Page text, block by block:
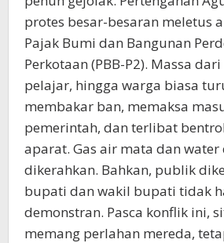
protes besar-besaran meletus
Pajak Bumi dan Bangunan
Perkotaan (PBB-P2). Massa
pelajar, hingga warga biasa
membakar ban, memaksa
pemerintah, dan terlibat
aparat. Gas air mata dan water
dikerahkan. Bahkan, publik
bupati dan wakil bupati tidak
demonstran. Pasca konflik ini,
memang perlahan mereda,